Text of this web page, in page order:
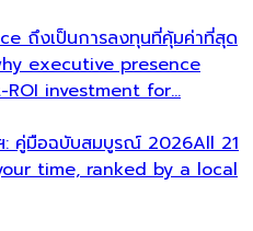
ถึงเป็นการลงทุนที่คุ้มค่าที่สุด
executive presence
investment for…
: คู่มือฉบับสมบูรณ์ 2026All 21
time, ranked by a local